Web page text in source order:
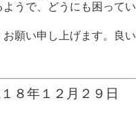
うで、どうにも困ってい
願い申し上げます。良い
年１２月２９日